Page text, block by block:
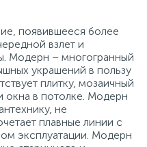
появившееся более
взлет и
Модерн – многогранный
украшений в пользу
плитку, мозаичный
окна в потолке. Модерн
не
плавные линии с
эксплуатации. Модерн